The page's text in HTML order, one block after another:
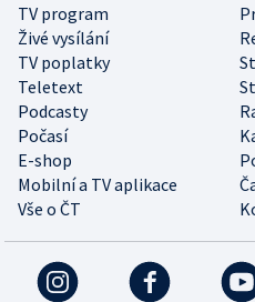
TV program
Živé vysílání
TV poplatky
Teletext
Podcasty
Počasí
E-shop
Mobilní a TV aplikace
Vše o ČT